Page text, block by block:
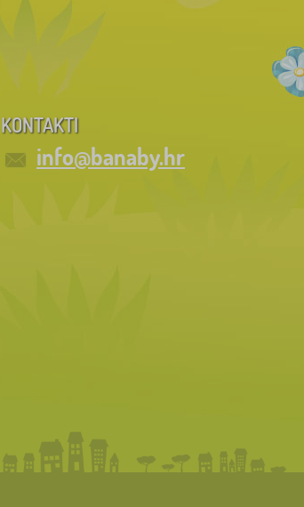
KONTAKTI
info@banaby.hr